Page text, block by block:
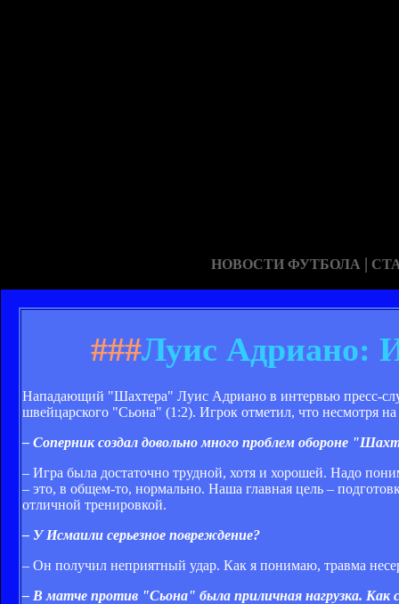
НОВОСТИ ФУТБОЛА |
###Луис Адриано:
Нападающий "Шахтера" Луис Адриано в интервью пресс-
швейцарского "Сьона" (1:2). Игрок отметил, что несмотря
– Соперник создал довольно много проблем обороне
– Игра была достаточно трудной, хотя и хорошей. Надо
– это, в общем-то, нормально. Наша главная цель –
отличной тренировкой.
– У Исмаили серьезное повреждение?
– Он получил неприятный удар. Как я понимаю, травма
– В матче против "Сьона" была приличная нагрузка. Как